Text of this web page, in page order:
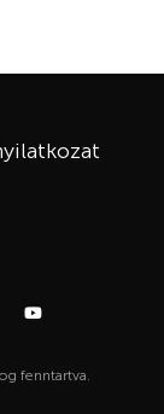
fenntartva.